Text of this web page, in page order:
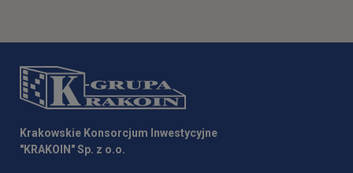
Krakowskie Konsorcjum Inwestycyjne
"KRAKOIN" Sp. z o.o.